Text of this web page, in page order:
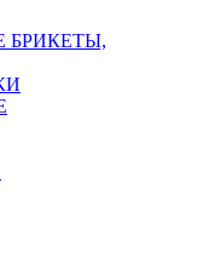
БРИКЕТЫ,